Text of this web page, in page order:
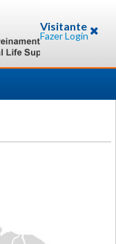
Visitante
Fazer Login